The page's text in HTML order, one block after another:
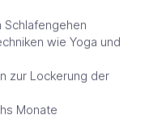
wie Yoga und
zur Lockerung der
Monate